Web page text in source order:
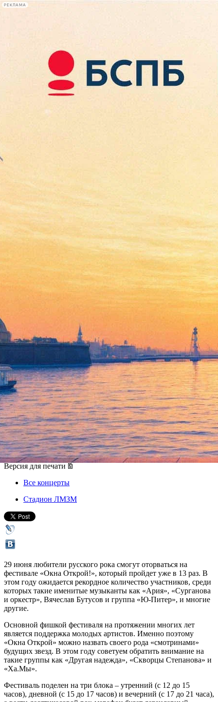
РЕКЛАМА
Сегодня:
2026.08.07
11:56
Афиша Plus
Фестиваль «Окна Открой!»
соберет настоящих и будущих
рок-звезд в 13-ый раз
29 июня 2014, воскресенье,12.00
Версия для печати
Все концерты
Стадион ЛМЗМ
29 июня любители русского рока смогут оторваться на
фестивале «Окна Открой!», который пройдет уже в 13 раз. В
этом году ожидается рекордное количество участников, среди
которых такие именитые музыканты как «Ария», «Сурганова
и оркестр», Вячеслав Бутусов и группа «Ю-Питер», и многие
другие.
Основной фишкой фестиваля на протяжении многих лет
является поддержка молодых артистов. Именно поэтому
«Окна Открой» можно назвать своего рода «смотринами»
будущих звезд. В этом году советуем обратить внимание на
такие группы как «Другая надежда», «Скворцы Степанова» и
«Ха.Мы».
Фестиваль поделен на три блока – утренний (с 12 до 15
часов), дневной (с 15 до 17 часов) и вечерний (с 17 до 21 часа),